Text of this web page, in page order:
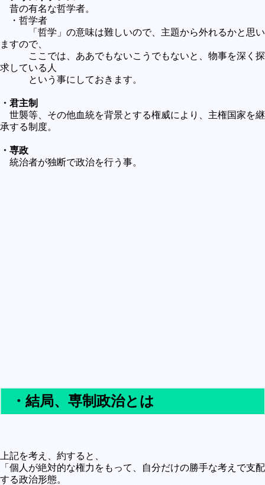
昔の有名な哲学者。
・哲学者
「哲学」の意味は難しいので、主題から外れるかと思い
ますので、
ここでは、ああでもないこうでもないと、物事を深く探
求している人
という事にしておきます。
・君主制
世襲等、その他血統を背景とする権威により、主権国家を継
承する制度。
・専政
統治者が独断で政治を行う事。
・結局、専制政治とは
上記を考え、約すると、
「個人が絶対的な権力をもって、自分だけの勝手な考えで支配
する政治形態。